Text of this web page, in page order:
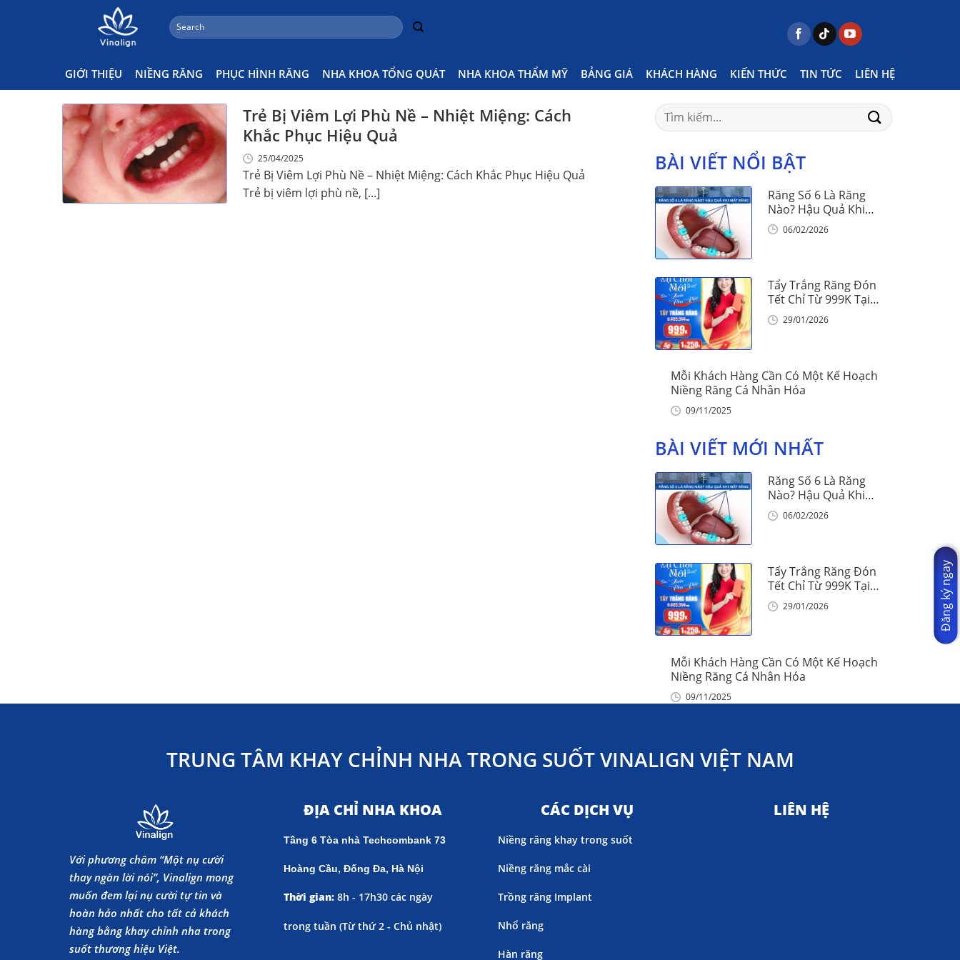
Search
for:
GIỚI THIỆU NIỀNG RĂNG PHỤC HÌNH RĂNG NHA KHOA TỔNG QUÁT NHA KHOA THẨM MỸ BẢNG GIÁ KHÁCH HÀNG KIẾN THỨC TIN TỨC LIÊN HỆ
Nhiệt Miệng Kéo Dài Ở Trẻ Posts tagged "nhiệt miệng kéo dài ở trẻ"
Trẻ Bị Viêm Lợi Phù Nề – Nhiệt Miệng: Cách
Khắc Phục Hiệu Quả
25/04/2025
Trẻ Bị Viêm Lợi Phù Nề – Nhiệt Miệng: Cách Khắc Phục Hiệu Quả
Trẻ bị viêm lợi phù nề, [...]
Search
for:
BÀI VIẾT NỔI BẬT
Răng Số 6 Là Răng
Nào? Hậu Quả Khi
Mất Răng Số 6
06/02/2026
Tẩy Trắng Răng Đón
Tết Chỉ Từ 999K Tại
Nha Khoa Vinalign
29/01/2026
Mỗi Khách Hàng Cần Có Một Kế Hoạch
Niềng Răng Cá Nhân Hóa
09/11/2025
BÀI VIẾT MỚI NHẤT
Răng Số 6 Là Răng
Nào? Hậu Quả Khi
Mất Răng Số 6
06/02/2026
Tẩy Trắng Răng Đón
Tết Chỉ Từ 999K Tại
Nha Khoa Vinalign
29/01/2026
Mỗi Khách Hàng Cần Có Một Kế Hoạch
Niềng Răng Cá Nhân Hóa
09/11/2025
TRUNG TÂM KHAY CHỈNH NHA TRONG SUỐT VINALIGN VIỆT NAM
Với phương châm “Một nụ cười
thay ngàn lời nói”, Vinalign mong
muốn đem lại nụ cười tự tin và
hoàn hảo nhất cho tất cả khách
hàng bằng khay chỉnh nha trong
suốt thương hiệu Việt.
ĐỊA CHỈ NHA KHOA
Tầng 6 Tòa nhà Techcombank 73
Hoàng Cầu, Đống Đa, Hà Nội
Thời gian: 8h - 17h30 các ngày
trong tuần (Từ thứ 2 - Chủ nhật)
CÁC DỊCH VỤ
Niềng răng khay trong suốt
Niềng răng mắc cài
Trồng răng Implant
Nhổ răng
Hàn răng
LIÊN HỆ
Đăng ký ngay